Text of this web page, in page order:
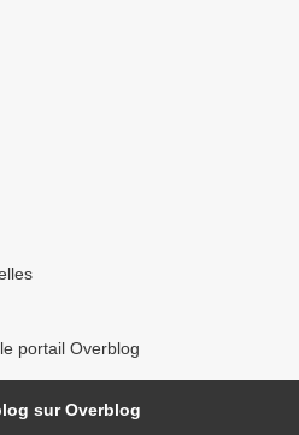
portail Overblog
sur Overblog